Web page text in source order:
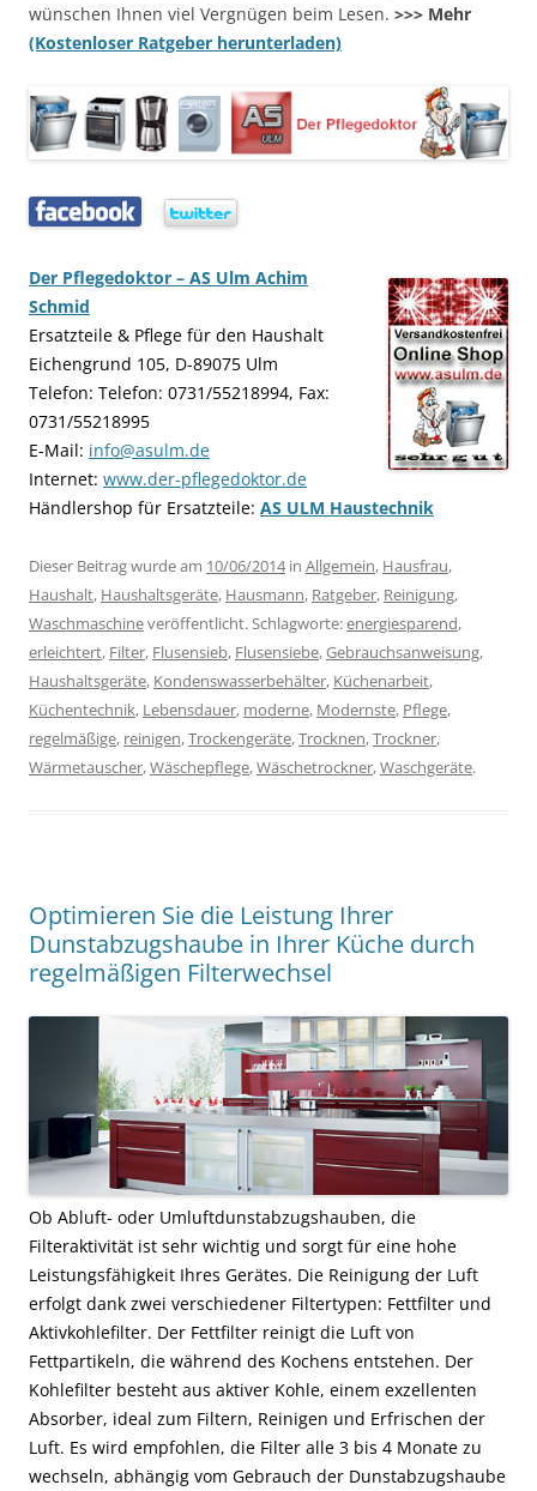
wünschen Ihnen viel Vergnügen beim Lesen. >>> Mehr
(Kostenloser Ratgeber herunterladen)
Der Pflegedoktor – AS Ulm Achim
Schmid
Ersatzteile & Pflege für den Haushalt
Eichengrund 105, D-89075 Ulm
Telefon: Telefon: 0731/55218994, Fax:
0731/55218995
E-Mail: info@asulm.de
Internet: www.der-pflegedoktor.de
Händlershop für Ersatzteile: AS ULM Haustechnik
Dieser Beitrag wurde am 10/06/2014in Allgemein, Hausfrau,
Haushalt, Haushaltsgeräte, Hausmann, Ratgeber, Reinigung,
Waschmaschineveröffentlicht. Schlagworte:energiesparend,
erleichtert, Filter, Flusensieb, Flusensiebe,Gebrauchsanweisung,
Haushaltsgeräte, Kondenswasserbehälter, Küchenarbeit,
Küchentechnik, Lebensdauer, moderne, Modernste, Pflege,
regelmäßige, reinigen,Trockengeräte,Trocknen,Trockner,
Wärmetauscher,Wäschepflege,Wäschetrockner,Waschgeräte.
Optimieren Sie die Leistung Ihrer
Dunstabzugshaube in Ihrer Küche durch
regelmäßigen Filterwechsel
Ob Abluft- oder Umluftdunstabzugshauben, die
Filteraktivität ist sehr wichtig und sorgt für eine hohe
Leistungsfähigkeit Ihres Gerätes. Die Reinigung der Luft
erfolgt dank zwei verschiedener Filtertypen: Fettfilter und
Aktivkohlefilter. Der Fettfilter reinigt die Luft von
Fettpartikeln, die während des Kochens entstehen. Der
Kohlefilter besteht aus aktiver Kohle, einem exzellenten
Absorber, ideal zum Filtern, Reinigen und Erfrischen der
Luft. Es wird empfohlen, die Filter alle 3 bis 4 Monate zu
wechseln, abhängig vom Gebrauch der Dunstabzugshaube